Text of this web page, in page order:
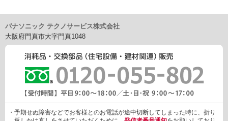
パナソニック テクノサービス株式会社
大阪府門真市大字門真1048
・予期せぬ障害などでお客様とのお電話が途中切断してしまった時に、折り